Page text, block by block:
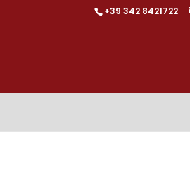
+39 342 8421722